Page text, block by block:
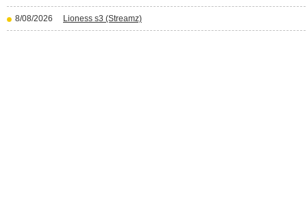
8/08/2026 Lioness s3 (Streamz)